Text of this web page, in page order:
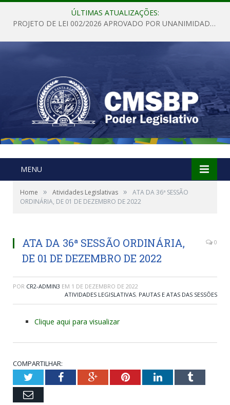
ÚLTIMAS ATUALIZAÇÕES:
PROJETO DE LEI 002/2026 APROVADO POR UNANIMIDADE EM SESSÃO ORDINÁRIA NESTA QUINTA – FEIRA 28 DE MAIO DE 2026
MENU
Home » Atividades Legislativas »
ATA DA 36ª SESSÃO
ORDINÁRIA, DE 01 DE DEZEMBRO DE 2022
ATA DA 36ª SESSÃO ORDINÁRIA,
DE 01 DE DEZEMBRO DE 2022
0
POR CR2-ADMIN3 EM 1 DE DEZEMBRO DE 2022
ATIVIDADES LEGISLATIVAS, PAUTAS E ATAS DAS SESSÕES
Clique aqui para visualizar
COMPARTILHAR:
TwitterFacebookGoogle+PinterestLinkedInTumblr
Email